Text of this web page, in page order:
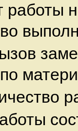
работы